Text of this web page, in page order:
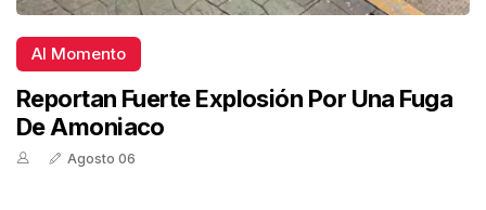
Al Momento
Reportan Fuerte Explosión Por Una Fuga
De Amoniaco
Agosto 06